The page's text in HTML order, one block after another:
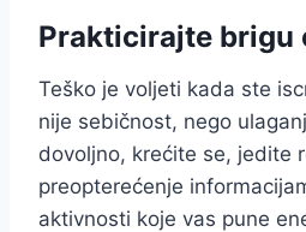
Prakticirajte brigu
Teško je voljeti kada ste
nije sebičnost, nego
dovoljno, krećite se, jedite
preopterećenje
aktivnosti koje vas pune